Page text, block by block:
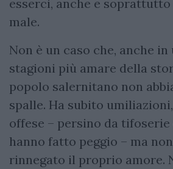
esserci, anche e soprattutto
male.
Non è un caso che, anche in
stagioni più amare della
popolo salernitano non
spalle. Ha subito
offese – persino da tifoserie
hanno fatto peggio – ma
rinnegato il proprio amore.